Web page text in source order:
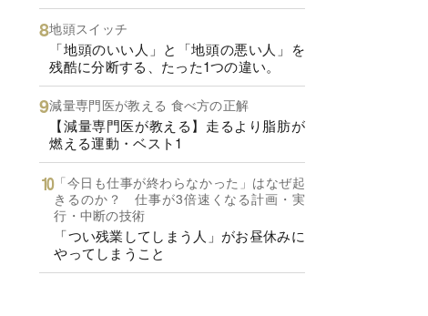
地頭スイッチ
「地頭のいい人」と「地頭の悪い人」を
残酷に分断する、たった1つの違い。
減量専門医が教える 食べ方の正解
【減量専門医が教える】走るより脂肪が
燃える運動・ベスト1
「今日も仕事が終わらなかった」はなぜ起
きるのか？ 仕事が3倍速くなる計画・実
行・中断の技術
「つい残業してしまう人」がお昼休みに
やってしまうこと